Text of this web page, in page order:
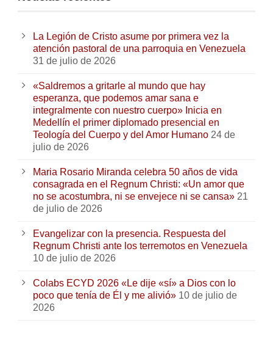
La Legión de Cristo asume por primera vez la
atención pastoral de una parroquia en Venezuela
31 de julio de 2026
«Saldremos a gritarle al mundo que hay
esperanza, que podemos amar sana e
integralmente con nuestro cuerpo» Inicia en
Medellín el primer diplomado presencial en
Teología del Cuerpo y del Amor Humano 24 de
julio de 2026
Maria Rosario Miranda celebra 50 años de vida
consagrada en el Regnum Christi: «Un amor que
no se acostumbra, ni se envejece ni se cansa» 21
de julio de 2026
Evangelizar con la presencia. Respuesta del
Regnum Christi ante los terremotos en Venezuela
10 de julio de 2026
Colabs ECYD 2026 «Le dije «sí» a Dios con lo
poco que tenía de Él y me alivió» 10 de julio de
2026